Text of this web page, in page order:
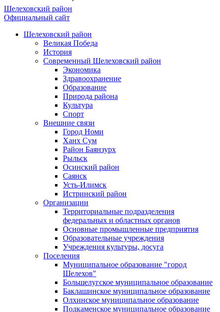
Шелеховский район
Официальный сайт
Шелеховский район
Великая Победа
История
Современный Шелеховский район
Экономика
Здравоохранение
Образование
Природа района
Культура
Спорт
Внешние связи
Город Номи
Ханх Сум
Район Баянзурх
Рыльск
Осинский район
Саянск
Усть-Илимск
Истринский район
Организации
Территориальные подразделения
федеральных и областных органов
Основные промышленные предприятия
Образовательные учреждения
Учреждения культуры, досуга
Поселения
Муниципальное образование "город
Шелехов"
Большелугское муниципальное образование
Баклашинское муниципальное образование
Олхинское муниципальное образование
Подкаменское муниципальное образование